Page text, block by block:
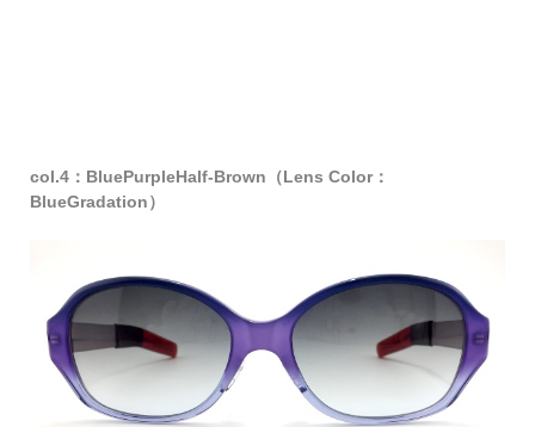
col.4：BluePurpleHalf-Brown（Lens Color：
BlueGradation）